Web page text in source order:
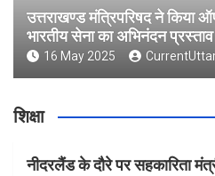
उत्तराखण्ड मंत्रिपरिषद ने किया
भारतीय सेना का अभिनंदन प्रस्ताव
16 May 2025
शिक्षा
नीदरलैंड के दौरे पर सहकारिता